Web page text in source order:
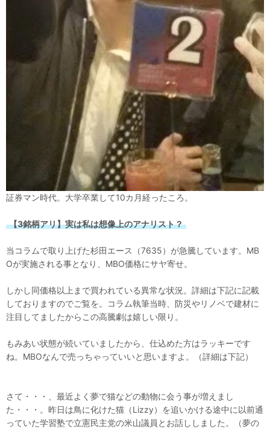
証券マン時代。大学卒業して10カ月経ったころ。
【3銘柄アリ】実は私は想像上のアナリスト？
当コラムで取り上げた杉田エース（7635）が急騰しています。MB
Oが実施される事となり、MBO価格にサヤ寄せ。
しかし同価格以上まで買われている異常な状況。詳細は下記に記載
しておりますのでご覧を。コラム執筆当時、防災やリノベで建材に
注目してましたからこの高騰劇は嬉しい限り。
もみあい状態が続いていましたから、仕込めた方はラッキーです
ね。MBOなんで売っちゃっていいと思いますよ。（詳細は下記）
さて・・・、最近よく夢で猫などの動物に会う事が増えまし
た・・・。昨日は鳥に化けた猫（Lizzy）を追いかける途中に以前通
っていた学習塾で立憲民主党の米山議員とお話ししました。（夢の